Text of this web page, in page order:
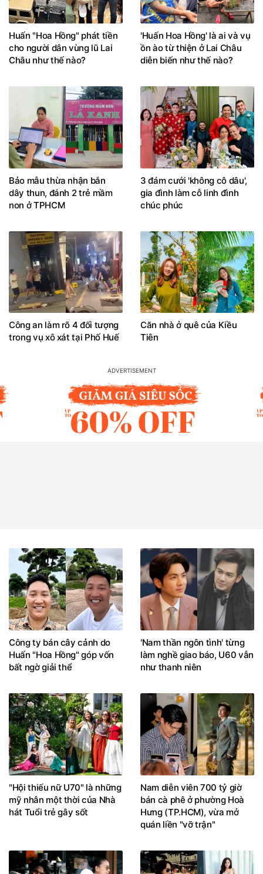
Huấn "Hoa Hồng" phát tiền
cho người dân vùng lũ Lai
Châu như thế nào?
'Huấn Hoa Hồng' là ai và vụ
ồn ào từ thiện ở Lai Châu
diễn biến như thế nào?
Bảo mẫu thừa nhận bắn
dây thun, đánh 2 trẻ mầm
non ở TPHCM
3 đám cưới 'không cô dâu',
gia đình làm cỗ linh đình
chúc phúc
Công an làm rõ 4 đối tượng
trong vụ xô xát tại Phố Huế
Căn nhà ở quê của Kiều
Tiên
Công ty bán cây cảnh do
Huấn "Hoa Hồng" góp vốn
bất ngờ giải thể
'Nam thần ngôn tình' từng
làm nghề giao báo, U60 vẫn
như thanh niên
"Hội thiếu nữ U70" là những
mỹ nhân một thời của Nhà
hát Tuổi trẻ gây sốt
Nam diễn viên 700 tỷ giờ
bán cà phê ở phường Hoà
Hưng (TP.HCM), vừa mở
quán liền "vỡ trận"